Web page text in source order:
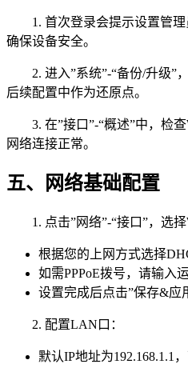
1. 首次登录会提示设置管
确保设备安全。
2. 进入”系统”-“备份/升级”
后续配置中作为还原点。
3. 在”接口”-“概述”中，检
网络连接正常。
五、网络基础配置
1. 点击”网络”-“接口”，选
根据您的上网方式选择
如需PPPoE拨号，请输入
设置完成后点击”保存&应
2. 配置LAN口：
默认IP地址为192.168.1.1